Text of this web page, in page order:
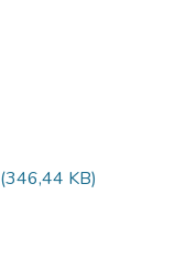
(346,44 KB)